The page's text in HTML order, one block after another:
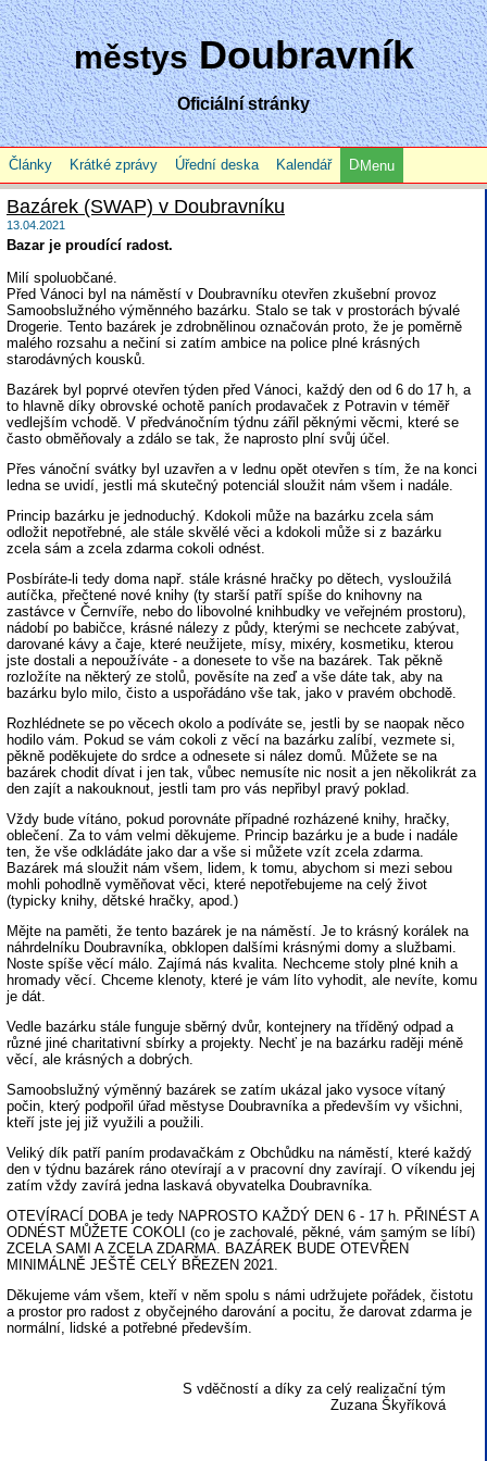
městysDoubravník
Oficiální stránky
Články Krátké zprávy Úřední deska Kalendář Menu
Bazárek (SWAP) v Doubravníku
13.04.2021
Bazar je proudící radost.
Milí spoluobčané.
Před Vánoci byl na náměstí v Doubravníku otevřen zkušební provoz
Samoobslužného výměnného bazárku. Stalo se tak v prostorách bývalé
Drogerie. Tento bazárek je zdrobnělinou označován proto, že je poměrně
malého rozsahu a nečiní si zatím ambice na police plné krásných
starodávných kousků.
Bazárek byl poprvé otevřen týden před Vánoci, každý den od 6 do 17 h, a
to hlavně díky obrovské ochotě paních prodavaček z Potravin v téměř
vedlejším vchodě. V předvánočním týdnu zářil pěknými věcmi, které se
často obměňovaly a zdálo se tak, že naprosto plní svůj účel.
Přes vánoční svátky byl uzavřen a v lednu opět otevřen s tím, že na konci
ledna se uvidí, jestli má skutečný potenciál sloužit nám všem i nadále.
Princip bazárku je jednoduchý. Kdokoli může na bazárku zcela sám
odložit nepotřebné, ale stále skvělé věci a kdokoli může si z bazárku
zcela sám a zcela zdarma cokoli odnést.
Posbíráte-li tedy doma např. stále krásné hračky po dětech, vysloužilá
autíčka, přečtené nové knihy (ty starší patří spíše do knihovny na
zastávce v Černvíře, nebo do libovolné knihbudky ve veřejném prostoru),
nádobí po babičce, krásné nálezy z půdy, kterými se nechcete zabývat,
darované kávy a čaje, které neužijete, mísy, mixéry, kosmetiku, kterou
jste dostali a nepoužíváte - a donesete to vše na bazárek. Tak pěkně
rozložíte na některý ze stolů, pověsíte na zeď a vše dáte tak, aby na
bazárku bylo milo, čisto a uspořádáno vše tak, jako v pravém obchodě.
Rozhlédnete se po věcech okolo a podíváte se, jestli by se naopak něco
hodilo vám. Pokud se vám cokoli z věcí na bazárku zalíbí, vezmete si,
pěkně poděkujete do srdce a odnesete si nález domů. Můžete se na
bazárek chodit dívat i jen tak, vůbec nemusíte nic nosit a jen několikrát za
den zajít a nakouknout, jestli tam pro vás nepřibyl pravý poklad.
Vždy bude vítáno, pokud porovnáte případné rozházené knihy, hračky,
oblečení. Za to vám velmi děkujeme. Princip bazárku je a bude i nadále
ten, že vše odkládáte jako dar a vše si můžete vzít zcela zdarma.
Bazárek má sloužit nám všem, lidem, k tomu, abychom si mezi sebou
mohli pohodlně vyměňovat věci, které nepotřebujeme na celý život
(typicky knihy, dětské hračky, apod.)
Mějte na paměti, že tento bazárek je na náměstí. Je to krásný korálek na
náhrdelníku Doubravníka, obklopen dalšími krásnými domy a službami.
Noste spíše věcí málo. Zajímá nás kvalita. Nechceme stoly plné knih a
hromady věcí. Chceme klenoty, které je vám líto vyhodit, ale nevíte, komu
je dát.
Vedle bazárku stále funguje sběrný dvůr, kontejnery na tříděný odpad a
různé jiné charitativní sbírky a projekty. Nechť je na bazárku raději méně
věcí, ale krásných a dobrých.
Samoobslužný výměnný bazárek se zatím ukázal jako vysoce vítaný
počin, který podpořil úřad městyse Doubravníka a především vy všichni,
kteří jste jej již využili a použili.
Veliký dík patří paním prodavačkám z Obchůdku na náměstí, které každý
den v týdnu bazárek ráno otevírají a v pracovní dny zavírají. O víkendu jej
zatím vždy zavírá jedna laskavá obyvatelka Doubravníka.
OTEVÍRACÍ DOBA je tedy NAPROSTO KAŽDÝ DEN 6 - 17 h. PŘINÉST A
ODNÉST MŮŽETE COKOLI (co je zachovalé, pěkné, vám samým se líbí)
ZCELA SAMI A ZCELA ZDARMA. BAZÁREK BUDE OTEVŘEN
MINIMÁLNĚ JEŠTĚ CELÝ BŘEZEN 2021.
Děkujeme vám všem, kteří v něm spolu s námi udržujete pořádek, čistotu
a prostor pro radost z obyčejného darování a pocitu, že darovat zdarma je
normální, lidské a potřebné především.
S vděčností a díky za celý realizační tým
Zuzana Škyříková